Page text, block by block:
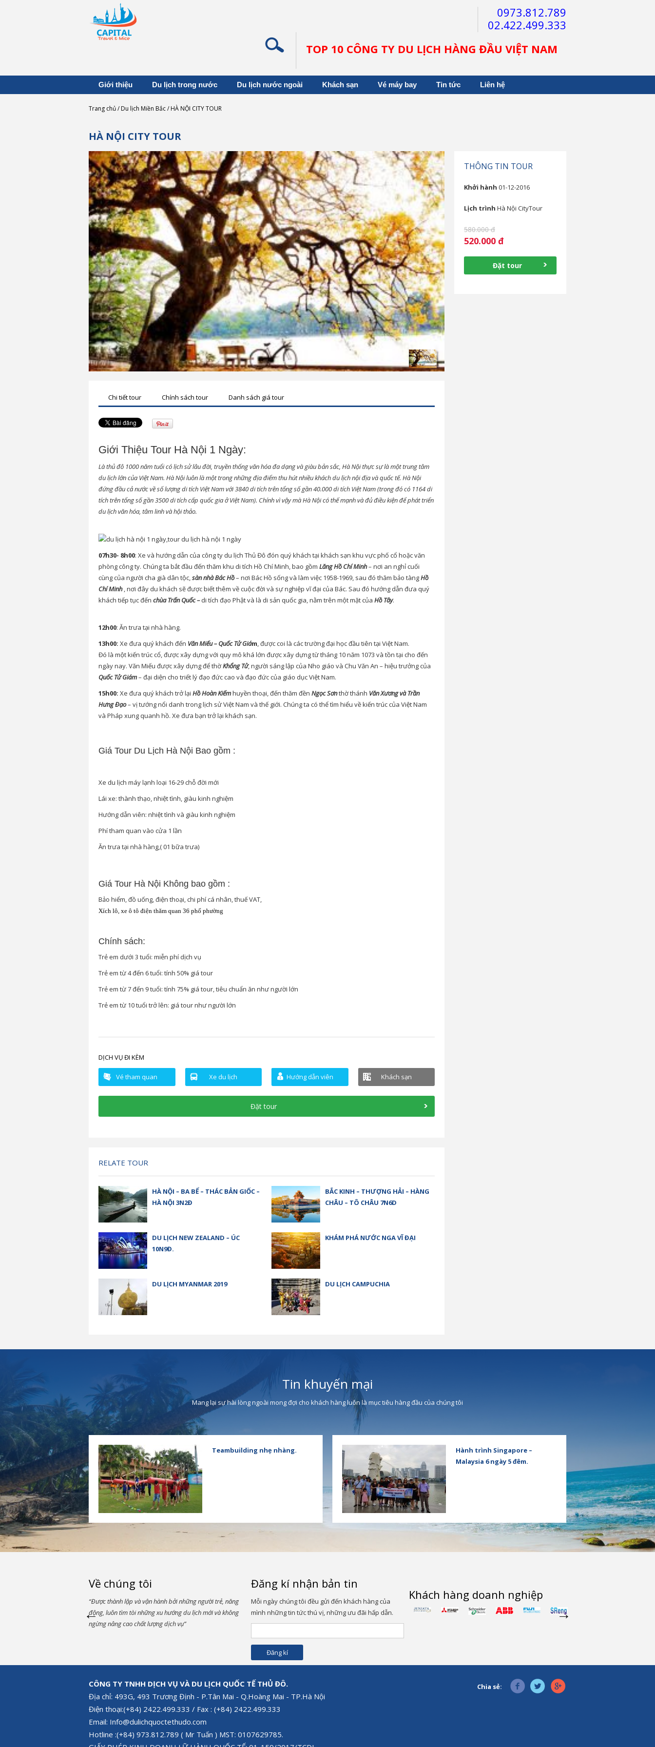
0973.812.789
02.422.499.333
TOP 10 CÔNG TY DU LỊCH HÀNG ĐẦU VIỆT NAM
Giới thiệu Du lịch trong nước Du lịch nước ngoài Khách sạn Vé máy bay Tin tức Liên hệ
Trang chủ Du lịch Miền Bắc HÀ NỘI CITY TOUR
HÀ NỘI CITY TOUR
Chi tiết tour Chính sách tour Danh sách giá tour
Giới Thiệu Tour Hà Nội 1 Ngày:
Là thủ đô 1000 năm tuổi có lịch sử lâu đời, truyền thống văn hóa đa dạng và giàu bản sắc, Hà Nội thực sự là một trung tâm
du lịch lớn của Việt Nam. Hà Nội luôn là một trong những địa điểm thu hút nhiều khách du lịch nội địa và quốc tế. Hà Nội
đứng đầu cả nước về số lượng di tích Việt Nam với 3840 di tích trên tổng số gần 40.000 di tích Việt Nam (trong đó có 1164 di
tích trên tổng số gần 3500 di tích cấp quốc gia ở Việt Nam). Chính vì vậy mà Hà Nội có thế mạnh và đủ điều kiện để phát triển
du lịch văn hóa, tâm linh và hội thảo.
07h30- 8h00: Xe và hướng dẫn của công ty du lịch Thủ Đô đón quý khách tại khách sạn khu vực phố cổ hoặc văn
phòng công ty. Chúng ta bắt đầu đến thăm khu di tích Hồ Chí Minh, bao gồm Lăng Hồ Chí Minh– nơi an nghỉ cuối
cùng của người cha già dân tộc, sàn nhà Bác Hồ– nơi Bác Hồ sống và làm việc 1958-1969, sau đó thăm bảo tàngHồ
Chí Minh , nơi đây du khách sẽ được biết thêm về cuộc đời và sự nghiệp vĩ đại của Bác. Sau đó hướng dẫn đưa quý
khách tiếp tục đến chùa Trấn Quốc –di tích đạo Phật và là di sản quốc gia, nằm trên một mặt của Hồ Tây.
12h00: Ăn trưa tại nhà hàng.
13h00: Xe đưa quý khách đến Văn Miếu – Quốc Tử Giám , được coi là các trường đại học đầu tiên tại Việt Nam.
Đó là một kiến trúc cổ, được xây dựng với quy mô khá lớn được xây dựng từ tháng 10 năm 1073 và tồn tại cho đến
ngày nay. Văn Miếu được xây dựng để thờKhổng Tử, người sáng lập của Nho giáo và Chu Văn An – hiệu trưởng của
Quốc Tử Giám– đại diện cho triết lý đạo đức cao và đạo đức của giáo dục Việt Nam.
15h00: Xe đưa quý khách trở lại Hồ Hoàn Kiếmhuyền thoại, đến thăm đền Ngọc Sơnthờ thánh Văn Xương và Trần
Hưng Đạo– vị tướng nổi danh trong lịch sử Việt Nam và thế giới. Chúng ta có thể tìm hiểu về kiến trúc của Việt Nam
và Pháp xung quanh hồ. Xe đưa bạn trở lại khách sạn.
Giá Tour Du Lịch Hà Nội Bao gồm :
Xe du lịch máy lạnh loại 16-29 chỗ đời mới
Lái xe: thành thạo, nhiệt tình, giàu kinh nghiệm
Hướng dẫn viên: nhiệt tình và giàu kinh nghiệm
Phí tham quan vào cửa 1 lần
Ăn trưa tại nhà hàng,( 01 bữa trưa)
Giá Tour Hà Nội Không bao gồm :
Bảo hiểm, đồ uống, điện thoại, chi phí cá nhân, thuế VAT,
Xích lô, xe ô tô điện thăm quan 36 phố phường
Chính sách:
Trẻ em dưới 3 tuổi: miễn phí dịch vụ
Trẻ em từ 4 đến 6 tuổi: tính 50% giá tour
Trẻ em từ 7 đến 9 tuổi: tính 75% giá tour, tiêu chuẩn ăn như người lớn
Trẻ em từ 10 tuổi trở lên: giá tour như người lớn
DỊCH VỤ ĐI KÈM
Vé tham quan Xe du lịch Hướng dẫn viên Khách sạn
Đặt tour
THÔNG TIN TOUR
Khởi hành 01-12-2016
Lịch trình Hà Nội CityTour
580.000 đ
520.000 đ
Đặt tour
RELATE TOUR
HÀ NỘI – BA BỂ – THÁC BẢN GIỐC –
HÀ NỘI 3N2Đ
BẮC KINH – THƯỢNG HẢI – HÀNG
CHÂU – TÔ CHÂU 7N6D
DU LỊCH NEW ZEALAND – ÚC
10N9Đ.
KHÁM PHÁ NƯỚC NGA VĨ ĐẠI
DU LỊCH MYANMAR 2019 DU LỊCH CAMPUCHIA
Tin khuyến mại
Mang lại sự hài lòng ngoài mong đợi cho khách hàng luôn là mục tiêu hàng đầu của chúng tôi
Teambuilding nhẹ nhàng.
Hành trình Singapore –
Malaysia 6 ngày 5 đêm.
Về chúng tôi
“Được thành lập và vận hành bởi những người trẻ, năng
động, luôn tìm tòi những xu hướng du lịch mới và không
ngừng nâng cao chất lượng dịch vụ”
Đăng kí nhận bản tin
Mỗi ngày chúng tôi đều gửi đến khách hàng của
mình những tin tức thú vị, những ưu đãi hấp dẫn.
Khách hàng doanh nghiệp
CÔNG TY TNHH DỊCH VỤ VÀ DU LỊCH QUỐC TẾ THỦ ĐÔ.
Địa chỉ: 493G, 493 Trương Định - P.Tân Mai - Q.Hoàng Mai - TP.Hà Nội
Điện thoại:(+84) 2422.499.333 / Fax : (+84) 2422.499.333
Email: Info@dulichquoctethudo.com
Hotline :(+84) 973.812.789 ( Mr Tuấn ) MST: 0107629785.
Chia sẻ: